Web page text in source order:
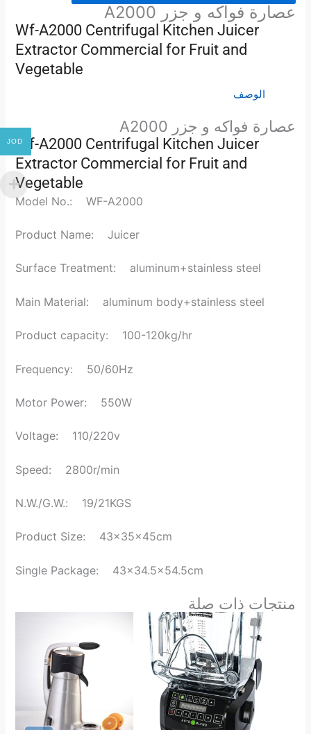
عصارة فواكه و جزر A2000
Wf-A2000 Centrifugal Kitchen Juicer
Extractor Commercial for Fruit and
Vegetable
الوصف
عصارة فواكه و جزر A2000
Wf-A2000 Centrifugal Kitchen Juicer
Extractor Commercial for Fruit and
Vegetable
Model No.: WF-A2000
Product Name: Juicer
Surface Treatment: aluminum+stainless steel
Main Material: aluminum body+stainless steel
Product capacity: 100-120kg/hr
Frequency: 50/60Hz
Motor Power: 550W
Voltage: 110/220v
Speed: 2800r/min
N.W./G.W.: 19/21KGS
Product Size: 43x35x45cm
Single Package: 43×34.5×54.5cm
منتجات ذات صلة
JOD